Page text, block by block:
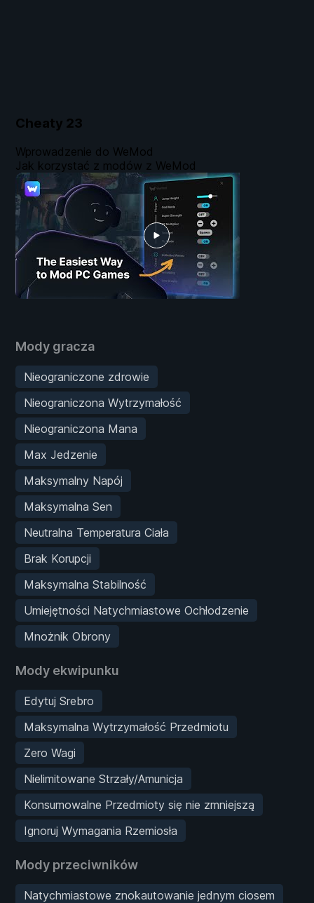
Cheaty 23
Mody gracza
Nieograniczone zdrowie
Nieograniczona Wytrzymałość
Nieograniczona Mana
Max Jedzenie
Maksymalny Napój
Maksymalna Sen
Neutralna Temperatura Ciała
Brak Korupcji
Maksymalna Stabilność
Umiejętności Natychmiastowe Ochłodzenie
Mnożnik Obrony
Mody ekwipunku
Edytuj Srebro
Maksymalna Wytrzymałość Przedmiotu
Zero Wagi
Nielimitowane Strzały/Amunicja
Konsumowalne Przedmioty się nie zmniejszą
Ignoruj Wymagania Rzemiosła
Mody przeciwników
Natychmiastowe znokautowanie jednym ciosem
Wprowadzenie do WeMod
Jak korzystać z modów z WeMod